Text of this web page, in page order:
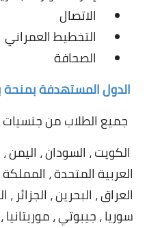
الاتصال
التخطيط العمراني
الصحافة
الدول المستهدفة بمنحة
جميع الطلاب من جنسيات
الكويت ، السودان ، اليمن
العربية المتحدة ،
العراق ، البحرين ، الجزائر
سوريا ، جيبوتي ،